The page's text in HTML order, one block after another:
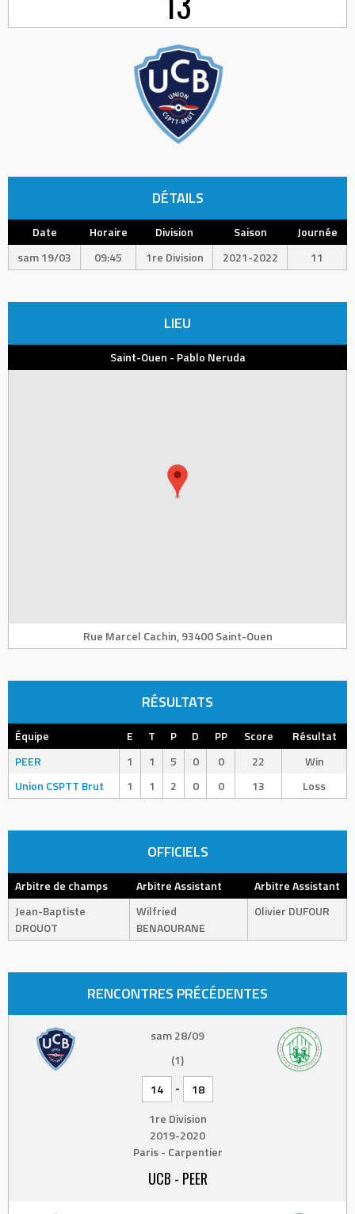
DÉTAILS
Date Horaire Division Saison
Journée
sam 19/03
09:45 1re Division 2021-2022 11
LIEU
Saint-Ouen - Pablo Neruda
Rue Marcel Cachin, 93400 Saint-Ouen
RÉSULTATS
Équipe E T P D PP Score
Résultat
PEER
1 1 5 0 0 22
Win
Union CSPTT Brut
1 1 2 0 0 13 Loss
OFFICIELS
Arbitre de champs Arbitre Assistant
Arbitre Assistant
Jean-Baptiste
DROUOT
Wilfried
BENAOURANE
Olivier DUFOUR
RENCONTRES PRÉCÉDENTES
sam 28/09
(1)
14
-
18
1re Division
2019-2020
Paris - Carpentier
UCB - PEER